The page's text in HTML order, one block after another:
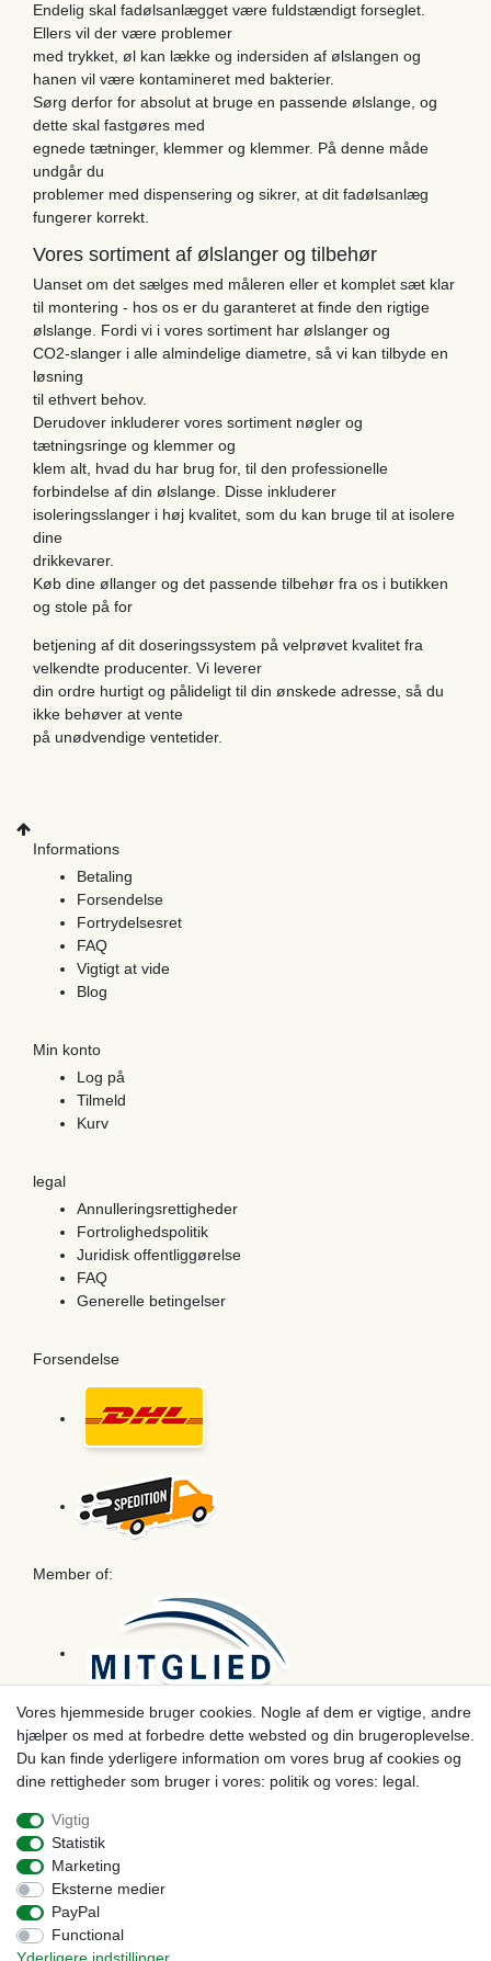
Endelig skal fadølsanlægget være fuldstændigt forseglet.
Ellers vil der være problemer
med trykket, øl kan lække og indersiden af ​​ølslangen og
hanen vil være kontamineret med bakterier.
Sørg derfor for absolut at bruge en passende ølslange, og
dette skal fastgøres med
egnede tætninger, klemmer og klemmer. På denne måde
undgår du
problemer med dispensering og sikrer, at dit fadølsanlæg
fungerer korrekt.
Vores sortiment af ølslanger og tilbehør
Uanset om det sælges med måleren eller et komplet sæt klar
til montering - hos os er du garanteret at finde den rigtige
ølslange. Fordi vi i vores sortiment har ølslanger og
CO2-slanger i alle almindelige diametre, så vi kan tilbyde en
løsning
til ethvert behov.
Derudover inkluderer vores sortiment nøgler og
tætningsringe og klemmer og
klem alt, hvad du har brug for, til den professionelle
forbindelse af din ølslange. Disse inkluderer
isoleringsslanger i høj kvalitet, som du kan bruge til at isolere
dine
drikkevarer.
Køb dine øllanger og det passende tilbehør fra os i butikken
og stole på for
betjening af dit doseringssystem på velprøvet kvalitet fra
velkendte producenter. Vi leverer
din ordre hurtigt og pålideligt til din ønskede adresse, så du
ikke behøver at vente
på unødvendige ventetider.
Informations
Betaling
Forsendelse
Fortrydelsesret
FAQ
Vigtigt at vide
Blog
Min konto
Log på
Tilmeld
Kurv
legal
Annulleringsrettigheder
Fortrolighedspolitik
Juridisk offentliggørelse
FAQ
Generelle betingelser
Forsendelse
Member of:
Betaling
Vores hjemmeside bruger cookies. Nogle af dem er vigtige, andre
hjælper os med at forbedre dette websted og din brugeroplevelse.
Du kan finde yderligere information om vores brug af cookies og
dine rettigheder som bruger i vores: politik og vores: legal.
Vigtig
Statistik
Marketing
Eksterne medier
PayPal
Functional